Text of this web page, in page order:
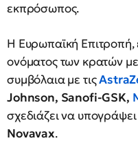
εκπρόσωπος.
Η Ευρωπαϊκή Επιτροπή,
ονόματος των κρατών
συμβόλαια με τις
Johnson, Sanofi-GSK,
σχεδιάζει να
Novavax.